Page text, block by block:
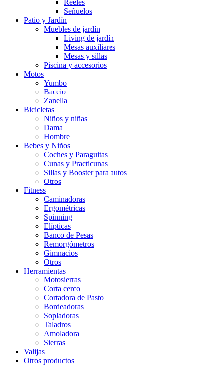
Reeles
Señuelos
Patio y Jardín
Muebles de jardín
Living de jardín
Mesas auxiliares
Mesas y sillas
Piscina y accesorios
Motos
Yumbo
Baccio
Zanella
Bicicletas
Niños y niñas
Dama
Hombre
Bebes y Niños
Coches y Paraguitas
Cunas y Practicunas
Sillas y Booster para autos
Otros
Fitness
Caminadoras
Ergométricas
Spinning
Elípticas
Banco de Pesas
Remorgómetros
Gimnacios
Otros
Herramientas
Motosierras
Corta cerco
Cortadora de Pasto
Bordeadoras
Sopladoras
Taladros
Amoladora
Sierras
Valijas
Otros productos